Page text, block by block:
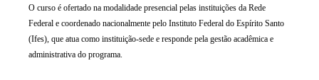
O curso é ofertado na modalidade presencial pelas instituições da Rede
Federal e coordenado nacionalmente pelo Instituto Federal do Espírito Santo
(Ifes), que atua como instituição-sede e responde pela gestão acadêmica e
administrativa do programa.